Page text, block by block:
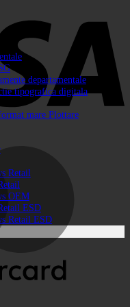
departamentale
tipografica digitala
mare Plottare
Retail
OEM
ESD
Retail ESD